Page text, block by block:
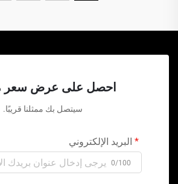
احصل على عرض سعر
سيتصل بك ممثلنا قريبًا.
البريد الإلكتروني
0/100